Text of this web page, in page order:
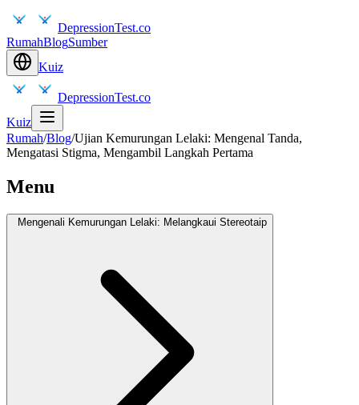
DepressionTest.co
RumahBlogSumber
Kuiz
DepressionTest.co
Kuiz
Rumah/Blog/Ujian Kemurungan Lelaki: Mengenal Tanda,
Mengatasi Stigma, Mengambil Langkah Pertama
Menu
Mengenali Kemurungan Lelaki: Melangkaui Stereotaip